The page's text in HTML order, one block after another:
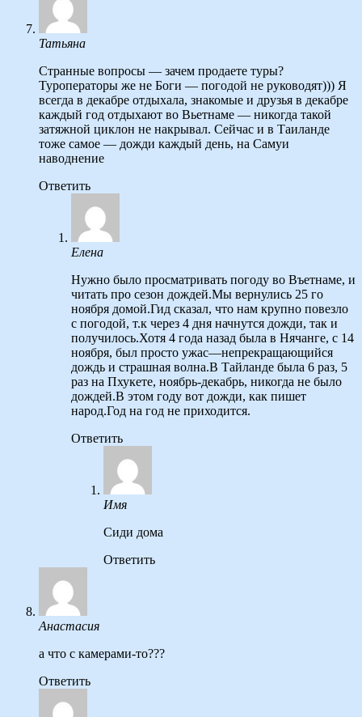
Татьяна
Странные вопросы — зачем продаете туры?
Туроператоры же не Боги — погодой не руководят))) Я
всегда в декабре отдыхала, знакомые и друзья в декабре
каждый год отдыхают во Вьетнаме — никогда такой
затяжной циклон не накрывал. Сейчас и в Таиланде
тоже самое — дожди каждый день, на Самуи
наводнение
Ответить
Елена
Нужно было просматривать погоду во Въетнаме, и
читать про сезон дождей.Мы вернулись 25 го
ноября домой.Гид сказал, что нам крупно повезло
с погодой, т.к через 4 дня начнутся дожди, так и
получилось.Хотя 4 года назад была в Нячанге, с 14
ноября, был просто ужас—непрекращающийся
дождь и страшная волна.В Тайланде была 6 раз, 5
раз на Пхукете, ноябрь-декабрь, никогда не было
дождей.В этом году вот дожди, как пишет
народ.Год на год не приходится.
Ответить
Имя
Сиди дома
Ответить
Анастасия
а что с камерами-то???
Ответить